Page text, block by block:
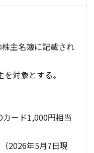
主名簿に記載され
対象とする。
ード1,000円相当
月7日現